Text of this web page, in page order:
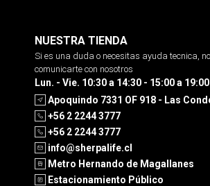
NUESTRA TIENDA
Si es una duda o necesitas ayuda tecnica,
comunicarte con nosotros
Lun. - Vie. 10:30 a 14:30 - 15:00 a 19:00
Apoquindo 7331 OF 918 - Las
+56 2 2244 3777
+56 2 2244 3777
info@sherpalife.cl
Metro Hernando de Magallanes
Estacionamiento Público